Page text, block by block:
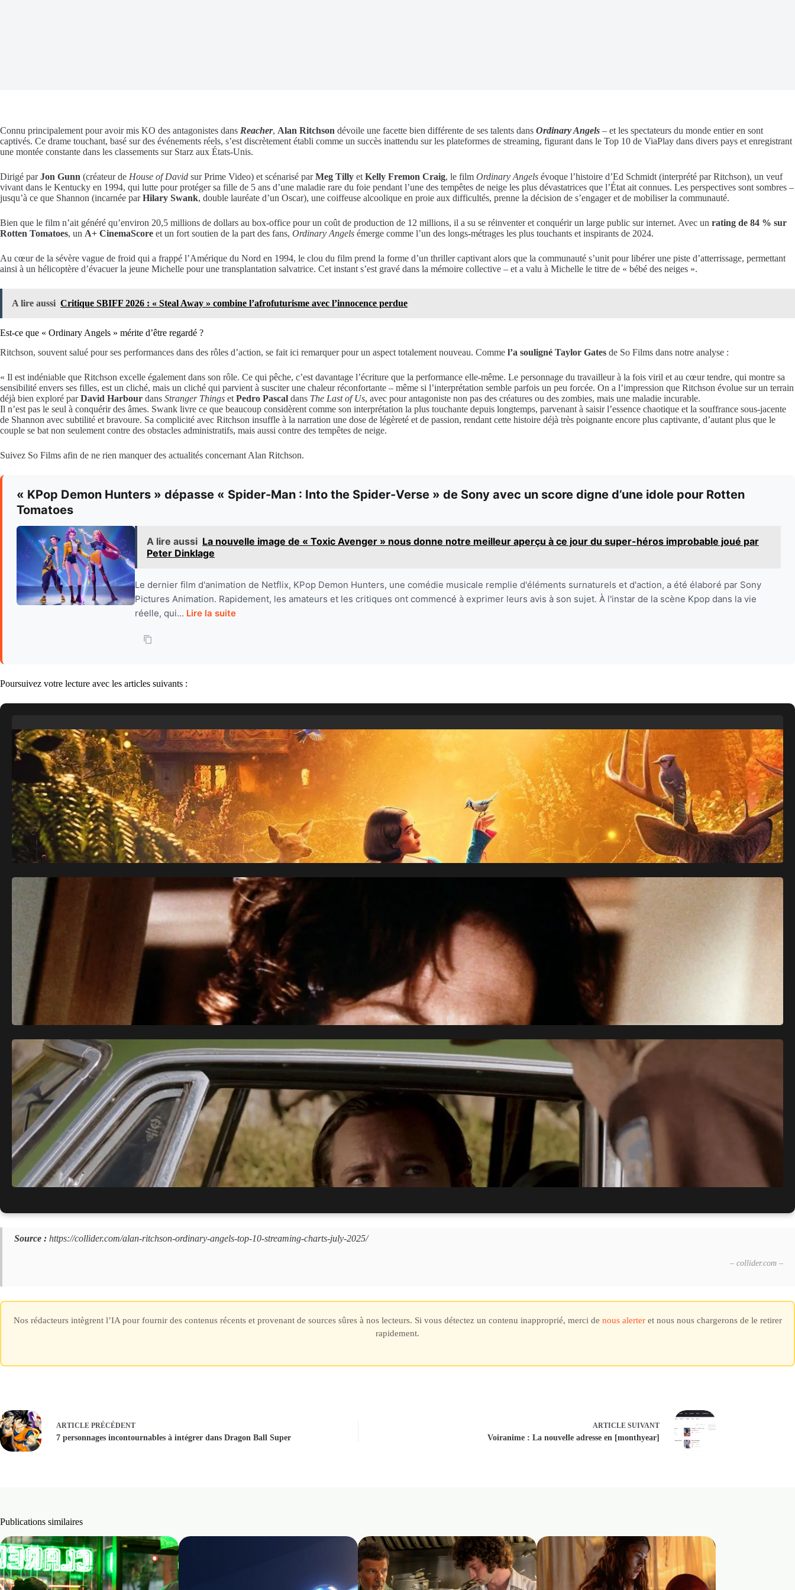
Connu principalement pour avoir mis KO des antagonistes dans Reacher, Alan Ritchson dévoile une facette bien différente de ses talents dans Ordinary Angels – et les spectateurs du monde entier en sont
captivés. Ce drame touchant, basé sur des événements réels, s’est discrètement établi comme un succès inattendu sur les plateformes de streaming, figurant dans le Top 10 de ViaPlay dans divers pays et enregistrant
une montée constante dans les classements sur Starz aux États-Unis.
Dirigé parJon Gunn (créateur de House of David sur Prime Video) et scénarisé parMeg Tilly et Kelly Fremon Craig, le film Ordinary Angels évoque l’histoire d’Ed Schmidt (interprété par Ritchson), un veuf
vivant dans le Kentucky en 1994, qui lutte pour protéger sa fille de 5 ans d’une maladie rare du foie pendant l’une des tempêtes de neige les plus dévastatrices que l’État ait connues. Les perspectives sont sombres –
jusqu’à ce que Shannon (incarnée parHilary Swank, double lauréate d’un Oscar), une coiffeuse alcoolique en proie aux difficultés, prenne la décision de s’engager et de mobiliser la communauté.
Bien que le film n’ait généré qu’environ 20,5 millions de dollars au box-office pour un coût de production de 12 millions, il a su se réinventer et conquérir un large public sur internet. Avec un rating de 84 % sur
Rotten Tomatoes, un A+ CinemaScore et un fort soutien de la part des fans, Ordinary Angels émerge comme l’un des longs-métrages les plus touchants et inspirants de 2024.
Au cœur de la sévère vague de froid qui a frappé l’Amérique du Nord en 1994, le clou du film prend la forme d’un thriller captivant alors que la communauté s’unit pour libérer une piste d’atterrissage, permettant
ainsi à un hélicoptère d’évacuer la jeune Michelle pour une transplantation salvatrice. Cet instant s’est gravé dans la mémoire collective – et a valu à Michelle le titre de « bébé des neiges ».
A lire aussi Critique SBIFF 2026 : « Steal Away » combine l’afrofuturisme avec l’innocence perdue
Est-ce que « Ordinary Angels » mérite d’être regardé ?
Ritchson, souvent salué pour ses performances dans des rôles d’action, se fait ici remarquer pour un aspect totalement nouveau. Comme l’a souligné Taylor Gates de So Films dans notre analyse :
« Il est indéniable que Ritchson excelle également dans son rôle. Ce qui pêche, c’est davantage l’écriture que la performance elle-même. Le personnage du travailleur à la fois viril et au cœur tendre, qui montre sa
sensibilité envers ses filles, est un cliché, mais un cliché qui parvient à susciter une chaleur réconfortante – même si l’interprétation semble parfois un peu forcée. On a l’impression que Ritchson évolue sur un terrain
déjà bien exploré parDavid Harbour dans Stranger Things et Pedro Pascal dans The Last of Us, avec pour antagoniste non pas des créatures ou des zombies, mais une maladie incurable.
Il n’est pas le seul à conquérir des âmes. Swank livre ce que beaucoup considèrent comme son interprétation la plus touchante depuis longtemps, parvenant à saisir l’essence chaotique et la souffrance sous-jacente
de Shannon avec subtilité et bravoure. Sa complicité avec Ritchson insuffle à la narration une dose de légèreté et de passion, rendant cette histoire déjà très poignante encore plus captivante, d’autant plus que le
couple se bat non seulement contre des obstacles administratifs, mais aussi contre des tempêtes de neige.
Suivez So Films afin de ne rien manquer des actualités concernant Alan Ritchson.
« KPop Demon Hunters » dépasse « Spider-Man : Into the Spider-Verse » de Sony avec un score digne d’une idole pour Rotten
Tomatoes
A lire aussi La nouvelle image de « Toxic Avenger » nous donne notre meilleur aperçu à ce jour du super-héros improbable joué par
Peter Dinklage
Le dernier film d'animation de Netflix, KPop Demon Hunters, une comédie musicale remplie d'éléments surnaturels et d'action, a été élaboré par Sony
Pictures Animation. Rapidement, les amateurs et les critiques ont commencé à exprimer leurs avis à son sujet. À l'instar de la scène Kpop dans la vie
réelle, qui... Lire la suite
Poursuivez votre lecture avec les articles suivants :
? « Blanche-Neige » de Rachel Zegler se rachète en streaming après une course controversée au box-office
Source : https://collider.com/alan-ritchson-ordinary-angels-top-10-streaming-charts-july-2025/
– collider.com –
Nos rédacteurs intègrent l’IA pour fournir des contenus récents et provenant de sources sûres à nos lecteurs. Si vous détectez un contenu inapproprié, merci de nous alerteret nous nous chargerons de le retirer
rapidement.
ARTICLE PRÉCÉDENT
7 personnages incontournables à intégrer dans Dragon Ball Super
ARTICLESUIVANT
Voiranime : La nouvelle adresse en [monthyear]
Publications similaires